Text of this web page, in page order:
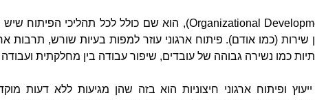
Organizational), הוא שם כולל לכל תהליכי הפיתוח שיש
שירות (כמו אודם). פיתוח ארגוני עוזר למפות בעיות שורש, תרבות
כמו נשירה גבוהה של עובדים, שיפור עבודה בין מחלקתית
ופיתוח ארגוני חיצוניותהוא בזה שהן מגיעות ללא דעות